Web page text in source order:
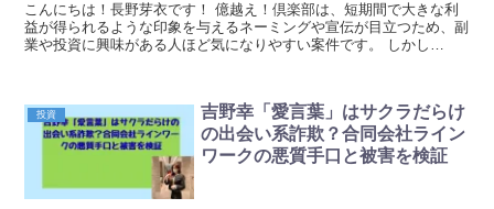
こんにちは！長野芽衣です！ 億越え！倶楽部は、短期間で大きな利
益が得られるような印象を与えるネーミングや宣伝が目立つため、副
業や投資に興味がある人ほど気になりやすい案件です。 しかし
投資
吉野幸「愛言葉」はサクラだらけ
の出会い系詐欺？合同会社ライン
ワークの悪質手口と被害を検証